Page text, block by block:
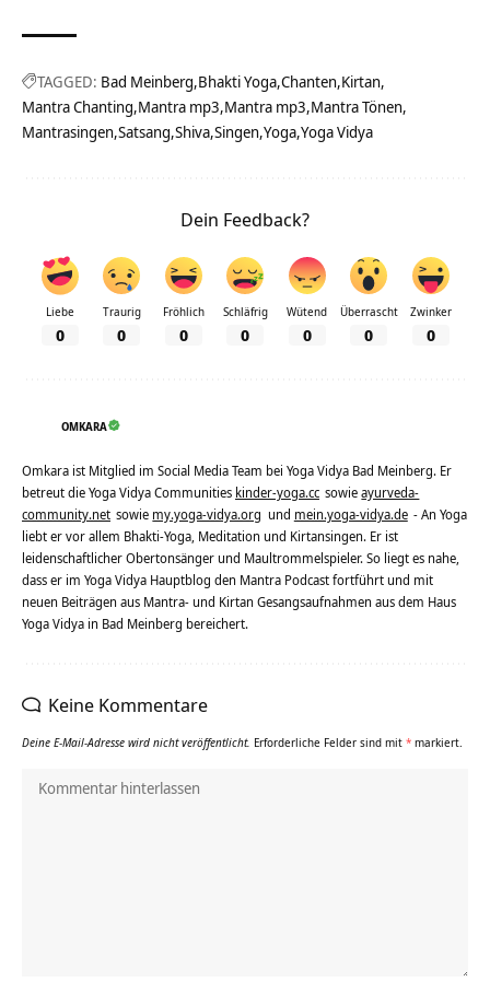
TAGGED: Bad Meinberg Bhakti Yoga Chanten Kirtan
Mantra Chanting Mantra mp3 Mantra mp3 Mantra Tönen
Mantrasingen Satsang Shiva Singen Yoga Yoga Vidya
Dein Feedback?
Liebe
0
Traurig
0
Fröhlich
0
Schläfrig
0
Wütend
0
Überrascht
0
Zwinker
0
OMKARA
Omkara ist Mitglied im Social Media Team bei Yoga Vidya Bad Meinberg. Er
betreut die Yoga Vidya Communities kinder-yoga.cc sowieayurveda-
community.net sowie my.yoga-vidya.org und mein.yoga-vidya.de - An Yoga
liebt er vor allem Bhakti-Yoga, Meditation und Kirtansingen. Er ist
leidenschaftlicher Obertonsänger und Maultrommelspieler. So liegt es nahe,
dass er im Yoga Vidya Hauptblog den Mantra Podcast fortführt und mit
neuen Beiträgen aus Mantra- und Kirtan Gesangsaufnahmen aus dem Haus
Yoga Vidya in Bad Meinberg bereichert.
Keine Kommentare
Deine E-Mail-Adresse wird nicht veröffentlicht. Erforderliche Felder sind mit * markiert.